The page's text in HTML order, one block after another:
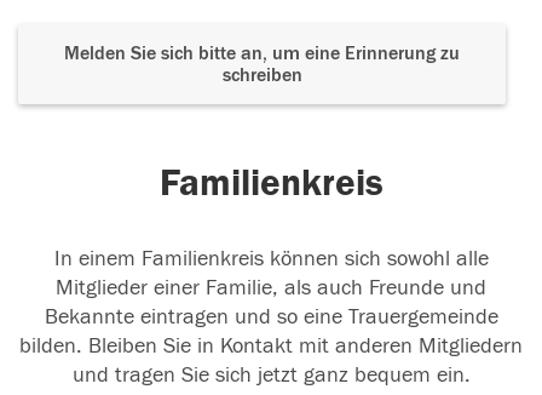
Melden Sie sich bitte an, um eine Erinnerung zu
schreiben
Familienkreis
In einem Familienkreis können sich sowohl alle
Mitglieder einer Familie, als auch Freunde und
Bekannte eintragen und so eine Trauergemeinde
bilden. Bleiben Sie in Kontakt mit anderen Mitgliedern
und tragen Sie sich jetzt ganz bequem ein.